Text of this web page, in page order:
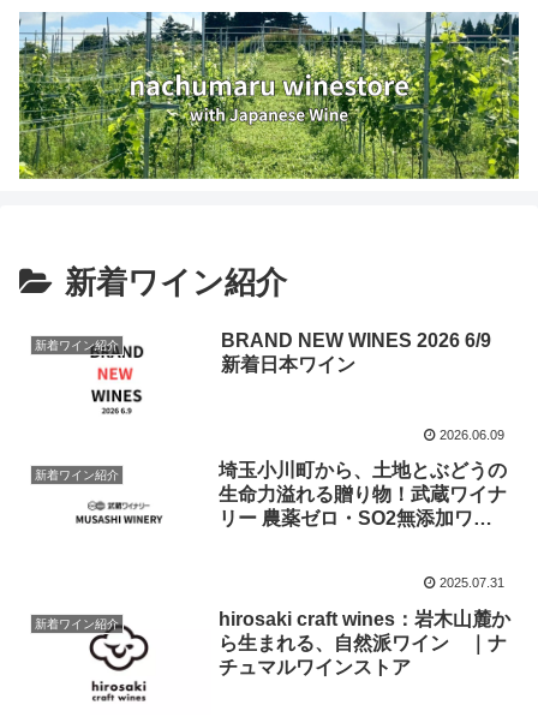
新着ワイン紹介
新着ワイン紹介
BRAND NEW WINES 2026 6/9
新着日本ワイン
2026.06.09
新着ワイン紹介
埼玉小川町から、土地とぶどうの
生命力溢れる贈り物！武蔵ワイナ
リー 農薬ゼロ・SO2無添加ワイ
2025.07.31
新着ワイン紹介
hirosaki craft wines：岩木山麓か
ら生まれる、自然派ワイン ｜ナ
チュマルワインストア